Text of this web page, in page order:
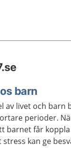
barn
av livet och barn
perioder.
barnet får koppla
stress kan ge